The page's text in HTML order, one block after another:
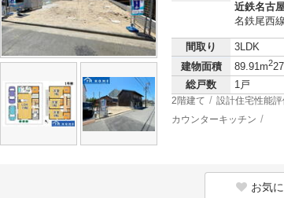
近鉄名古
名鉄尾西
間取り
3LDK
建物面積
89.91m2
総戸数
1戸
2階建て 設計住宅性能
カウンターキッチン
お気